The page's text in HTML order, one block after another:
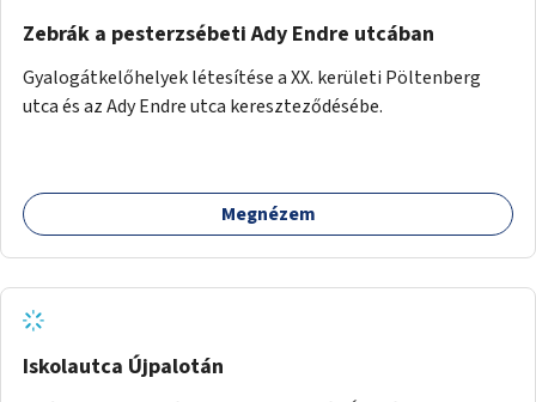
Zebrák a pesterzsébeti Ady Endre utcában
Gyalogátkelőhelyek létesítése a XX. kerületi Pöltenberg
utca és az Ady Endre utca kereszteződésébe.
Megnézem
Iskolautca Újpalotán